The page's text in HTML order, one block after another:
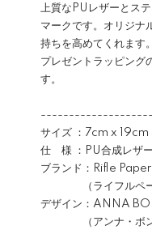
上質なPUレザーとス
マークです。オリジナ
持ちを高めてくれます。
プレゼントラッピング
す。
サイズ ：7cm x 19cm
仕 様 ：PU合成レザ
ブランド：Rifle
（ライフルペー
デザイン：ANNA
（アンナ・ボン